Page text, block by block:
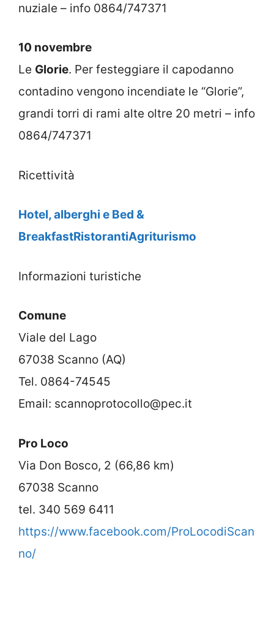
nuziale – info 0864/747371
10 novembre
Le Glorie. Per festeggiare il capodanno
contadino vengono incendiate le “Glorie”,
grandi torri di rami alte oltre 20 metri – info
0864/747371
Ricettività
Hotel, alberghi e Bed &
BreakfastRistorantiAgriturismo
Informazioni turistiche
Comune
Viale del Lago
67038 Scanno (AQ)
Tel. 0864-74545
Email: scannoprotocollo@pec.it
Pro Loco
Via Don Bosco, 2 (66,86 km)
67038 Scanno
tel. 340 569 6411
https://www.facebook.com/ProLocodiScan
no/